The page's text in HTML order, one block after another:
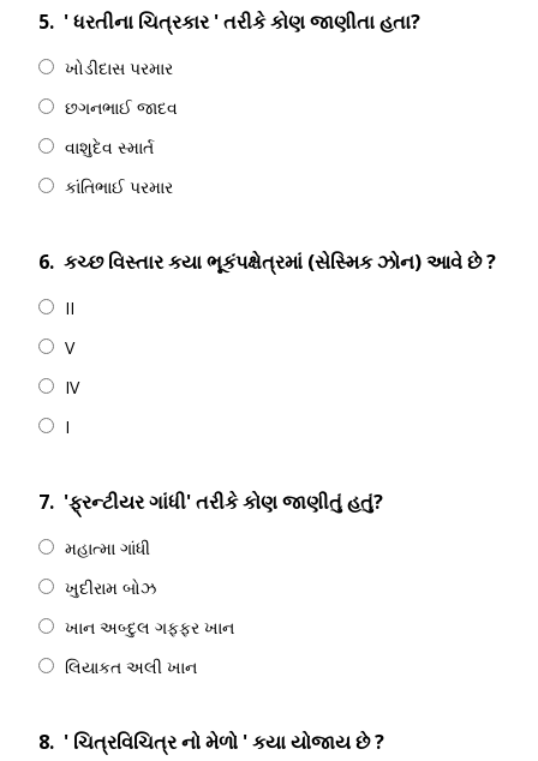
5. ' ધરતીના ચિત્રકાર ' તરીકે કોણ જાણીતા હતા?
ખોડીદાસ પરમાર
છગનભાઈ જાદવ
વાશુદેવ સ્માર્ત
કાંતિભાઈ પરમાર
6. કચ્છ વિસ્તાર કયા ભૂકંપક્ષેત્રમાં (સેસ્મિક ઝોન) આવે છે ?
II
V
IV
I
7. 'ફ્રન્ટીયર ગાંધી' તરીકે કોણ જાણીતું હતું?
મહાત્મા ગાંધી
ખુદીરામ બોઝ
ખાન અબ્દુલ ગફ્ફર ખાન
લિયાકત અલી ખાન
8. ' ચિત્રવિચિત્ર નો મેળો ' કયા યોજાય છે ?